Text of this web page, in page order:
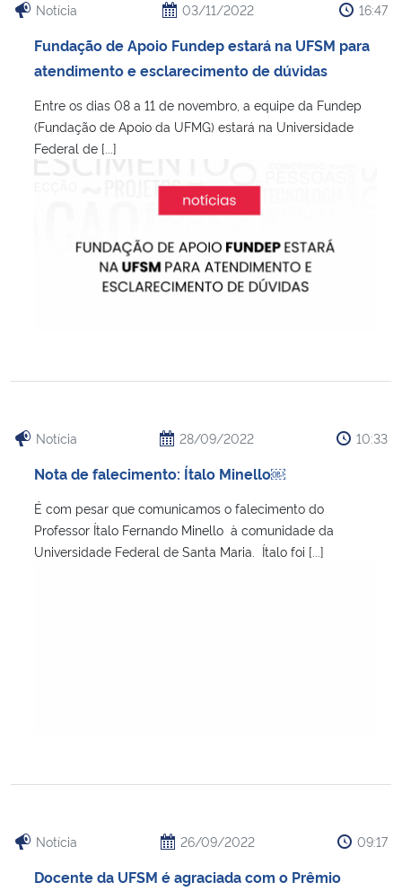
Notícia 03/11/2022 16:47
Fundação de Apoio Fundep estará na UFSM para
atendimento e esclarecimento de dúvidas
Entre os dias 08 a 11 de novembro, a equipe da Fundep
(Fundação de Apoio da UFMG) estará na Universidade
Federal de [...]
Notícia 28/09/2022 10:33
Nota de falecimento: Ítalo Minello￼
É com pesar que comunicamos o falecimento do
Professor Ítalo Fernando Minello à comunidade da
Universidade Federal de Santa Maria. Ítalo foi [...]
Notícia 26/09/2022 09:17
Docente da UFSM é agraciada com o Prêmio